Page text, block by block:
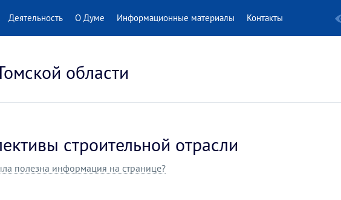
Деятельность О Думе Информационные материалы Контакты
области
строительной отрасли
полезна информация на странице?